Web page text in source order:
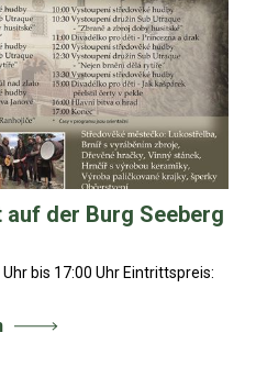
der Burg Seeberg
bis 17:00 Uhr Eintrittspreis: